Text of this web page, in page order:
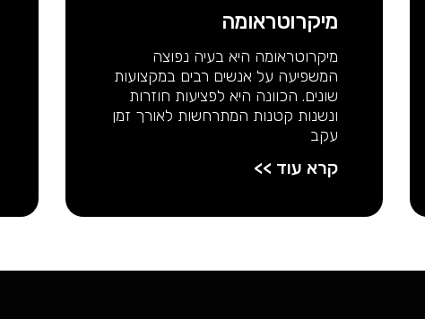
מיקרוטראומה
מיקרוטראומה היא בעיה נפוצה
המשפיעה על אנשים רבים במקצועות
שונים. הכוונה היא לפציעות חוזרות
ונשנות קטנות המתרחשות לאורך זמן
עקב
קרא עוד >>